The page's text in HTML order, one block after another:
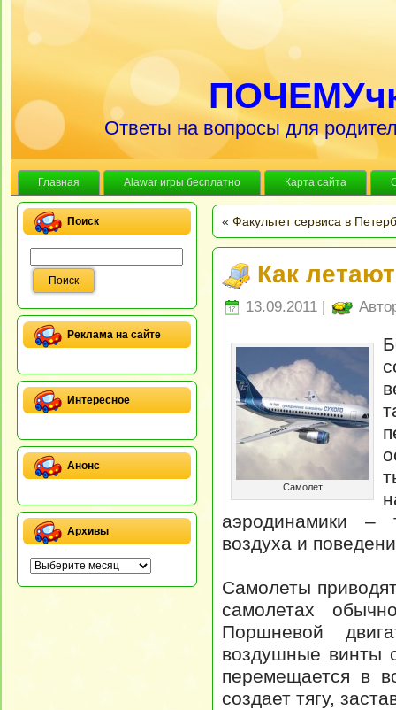
Ответы на вопросы для
Главная Alawar игры бесплатно Карта сайта
Поиск
Реклама на сайте
Интересное
Анонс
Архивы
« Факультет сервиса в
Как
13.09.2011 |
Самолет
аэродинамики –
воздуха и
Самолеты
самолетах
Поршневой
воздушные винты
перемещается в
создает тягу,